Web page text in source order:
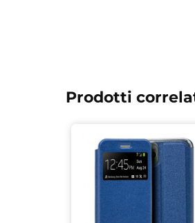
Prodotti